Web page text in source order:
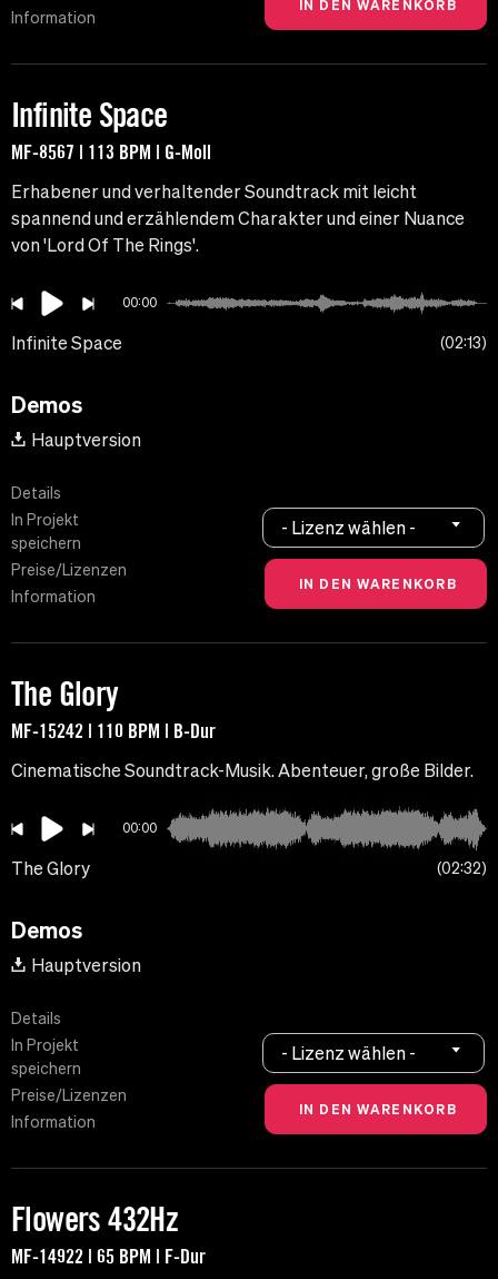
Information
Infinite Space
MF-8567 | 113 BPM | G-Moll
Erhabener und verhaltender Soundtrack mit leicht
spannend und erzählendem Charakter und einer Nuance
von 'Lord Of The Rings'.
00:00
Infinite Space 02:13
Demos
Hauptversion
Details
In Projekt
speichern
Preise/Lizenzen
Information
- Lizenz wählen -
The Glory
MF-15242 | 110 BPM | B-Dur
Cinematische Soundtrack-Musik. Abenteuer, große Bilder.
00:00
The Glory 02:32
Demos
Hauptversion
Details
In Projekt
speichern
Preise/Lizenzen
Information
- Lizenz wählen -
Flowers 432Hz
MF-14922 | 65 BPM | F-Dur